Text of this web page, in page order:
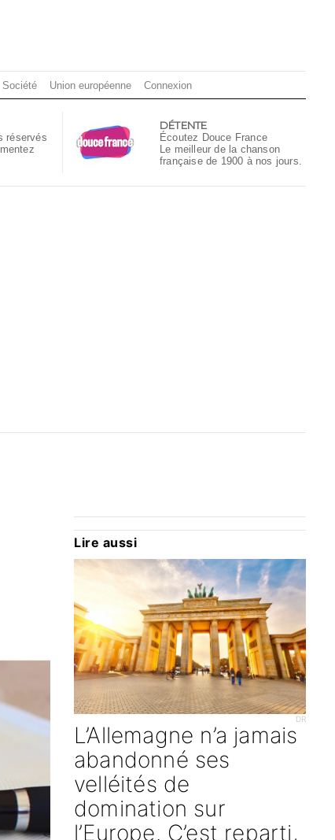
Société Union européenne Connexion
réservés
DÉTENTE
Écoutez Douce France
Le meilleur de la chanson
française de 1900 à nos jours.
Lire aussi
DR
L’Allemagne n’a jamais
abandonné ses
velléités de
domination sur
l’Europe. C’est reparti,